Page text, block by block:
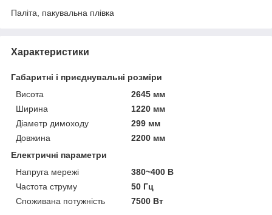
Паліта, пакувальна плівка
Характеристики
Габаритні і приєднувальні розміри
Висота
2645 мм
Ширина
1220 мм
Діаметр димоходу
299 мм
Довжина
2200 мм
Електричні параметри
Напруга мережі
380~400 В
Частота струму
50 Гц
Споживана потужність
7500 Вт